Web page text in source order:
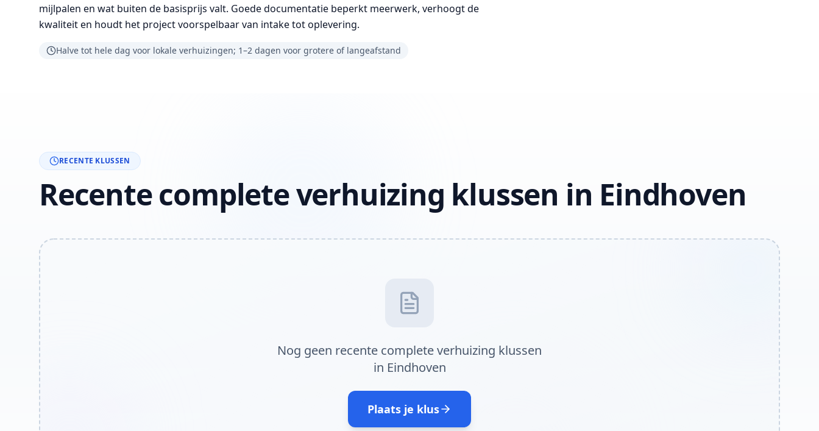
mijlpalen en wat buiten de basisprijs valt. Goede documentatie beperkt meerwerk, verhoogt de
kwaliteit en houdt het project voorspelbaar van intake tot oplevering.
Halve tot hele dag voor lokale verhuizingen; 1–2 dagen voor grotere of langeafstand
RECENTE KLUSSEN
Recente complete verhuizing klussen in Eindhoven
Nog geen recente complete verhuizing klussen
in Eindhoven
Plaats je klus